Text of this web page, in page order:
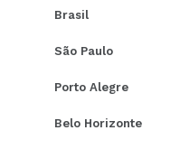
Brasil
São Paulo
Porto Alegre
Belo Horizonte